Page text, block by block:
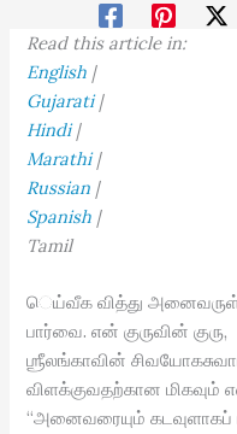
Read this article in:
English |
Gujarati|
Hindi|
Marathi|
Russian |
Spanish |
Tamil
ெய்வீக வித்து
பார்வை. என் குருவின் குரு,
ஶ்ரீலங்காவின்
விளக்குவதற்கான மிகவும்
“அனைவரையும்